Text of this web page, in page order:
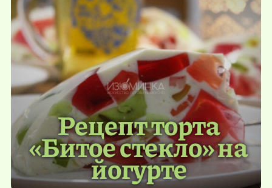
Рецепт торта
«Битое стекло» на
йогурте